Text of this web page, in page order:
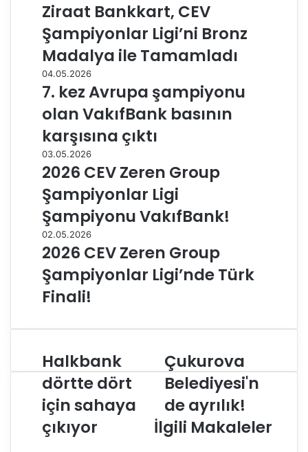
Ziraat Bankkart, CEV
Şampiyonlar Ligi’ni Bronz
Madalya ile Tamamladı
04.05.2026
7. kez Avrupa şampiyonu
olan VakıfBank basının
karşısına çıktı
03.05.2026
2026 CEV Zeren Group
Şampiyonlar Ligi
Şampiyonu VakıfBank!
02.05.2026
2026 CEV Zeren Group
Şampiyonlar Ligi’nde Türk
Finali!
H
a
l
k
a
Halkbank
dörtte dört
için sahaya
çıkıyor
Ç
u
k
u
o
Çukurova
Belediyesi'n
de ayrılık!
İlgili Makaleler